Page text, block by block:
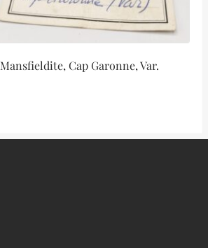
Mansfieldite, Cap Garonne, Var.